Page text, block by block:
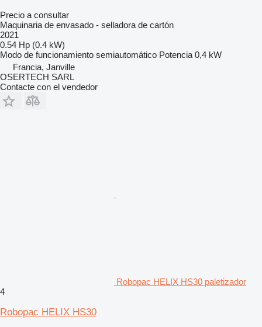
Precio a consultar
Maquinaria de envasado - selladora de cartón
2021
0.54 Hp (0.4 kW)
Modo de funcionamiento semiautomático Potencia 0,4 kW
Francia, Janville
OSERTECH SARL
Contacte con el vendedor
Robopac HELIX HS30 paletizador
4
Robopac HELIX HS30